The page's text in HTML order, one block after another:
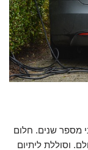
מספר שנים. חלום
וסוללת ליתיום